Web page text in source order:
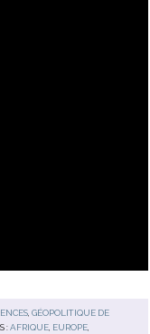
, GÉOPOLITIQUE DE
:AFRIQUE EUROPE